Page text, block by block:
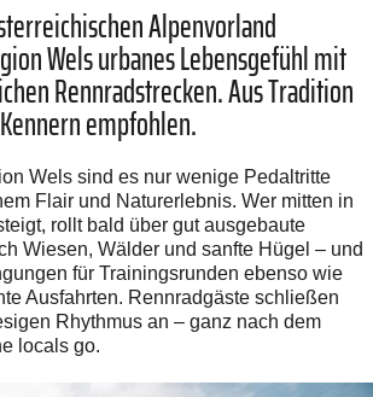
Alpenvorland
Wels urbanes Lebensgefühl mit
Rennradstrecken. Aus Tradition
empfohlen.
Wels sind es nur wenige Pedaltritte
Flair und Naturerlebnis. Wer mitten in
rollt bald über gut ausgebaute
Wiesen, Wälder und sanfte Hügel – und
für Trainingsrunden ebenso wie
Ausfahrten. Rennradgäste schließen
Rhythmus an – ganz nach dem
locals go.